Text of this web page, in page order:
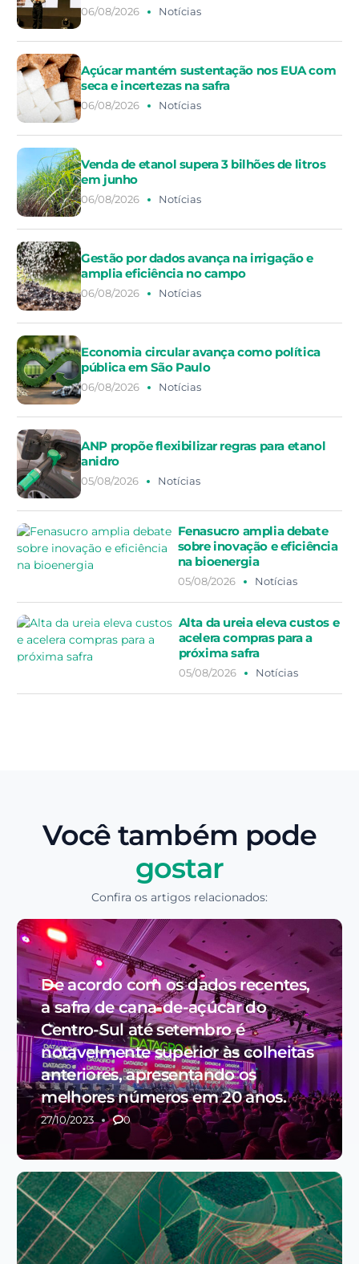
06/08/2026 Notícias
Açúcar mantém sustentação nos EUA com
seca e incertezas na safra
06/08/2026 Notícias
Venda de etanol supera 3 bilhões de litros
em junho
06/08/2026 Notícias
Gestão por dados avança na irrigação e
amplia eficiência no campo
06/08/2026 Notícias
Economia circular avança como política
pública em São Paulo
06/08/2026 Notícias
ANP propõe flexibilizar regras para etanol
anidro
05/08/2026 Notícias
Fenasucro amplia debate
sobre inovação e eficiência
na bioenergia
05/08/2026 Notícias
Alta da ureia eleva custos e
acelera compras para a
próxima safra
05/08/2026 Notícias
Você também pode
gostar
Confira os artigos relacionados:
De acordo com os dados recentes,
a safra de cana-de-açúcar do
Centro-Sul até setembro é
notavelmente superior às colheitas
anteriores, apresentando os
melhores números em 20 anos.
27/10/2023 0